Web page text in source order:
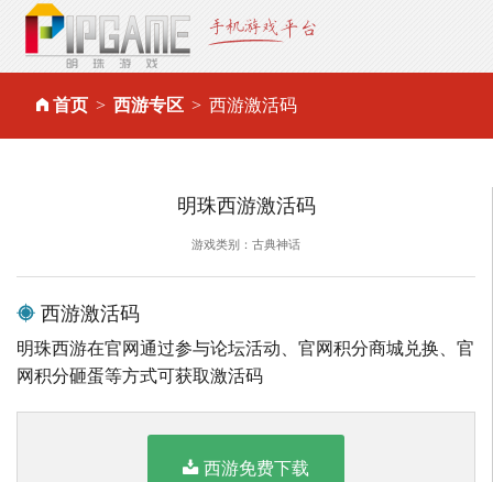
首页 西游专区 西游激活码
明珠西游激活码
游戏类别：古典神话
西游激活码
明珠西游在官网通过参与论坛活动、官网积分商城兑换、官
网积分砸蛋等方式可获取激活码
西游免费下载